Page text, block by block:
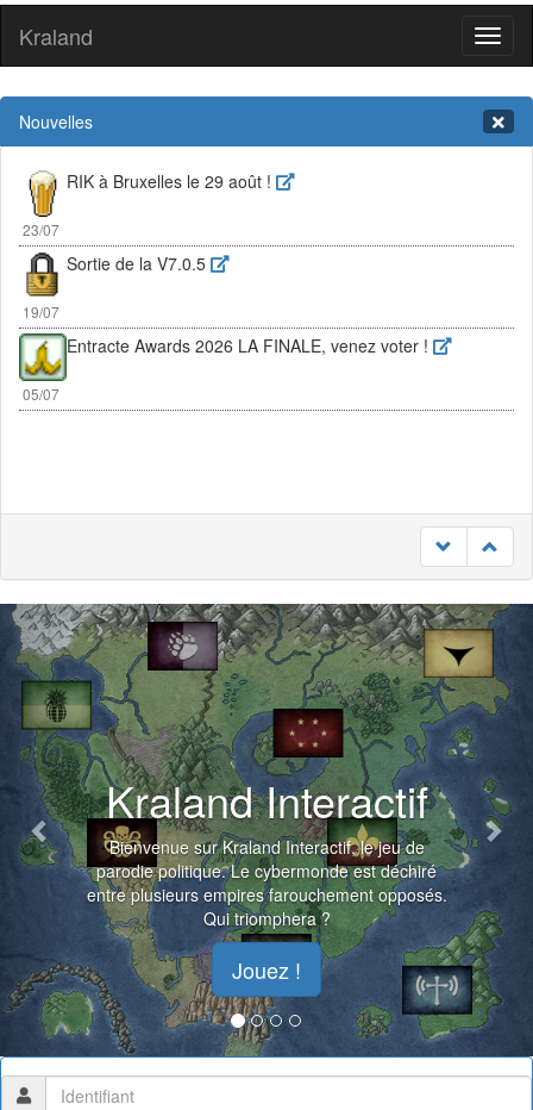
Kraland
Nouvelles
23/07
RIK à Bruxelles le 29 août !
19/07
Sortie de la V7.0.5
05/07
Entracte Awards 2026 LA FINALE, venez voter !
Kraland Interactif
Bienvenue sur Kraland Interactif, le jeu de
parodie politique. Le cybermonde est déchiré
entre plusieurs empires farouchement opposés.
Qui triomphera ?
Jouez !
Previous